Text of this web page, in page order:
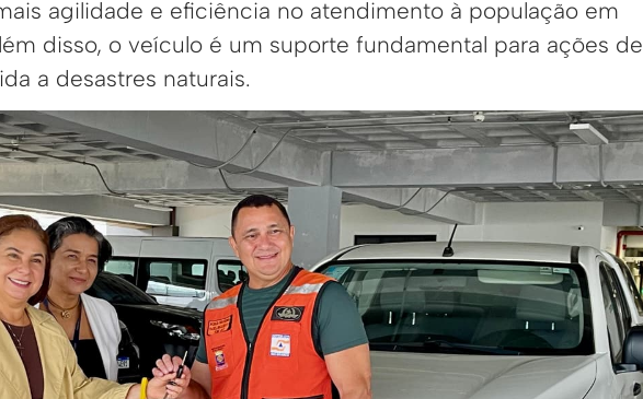
agilidade e eficiência no atendimento à população em
disso, o veículo é um suporte fundamental para ações de
a desastres naturais.